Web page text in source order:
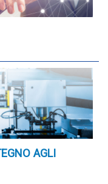
AGLI